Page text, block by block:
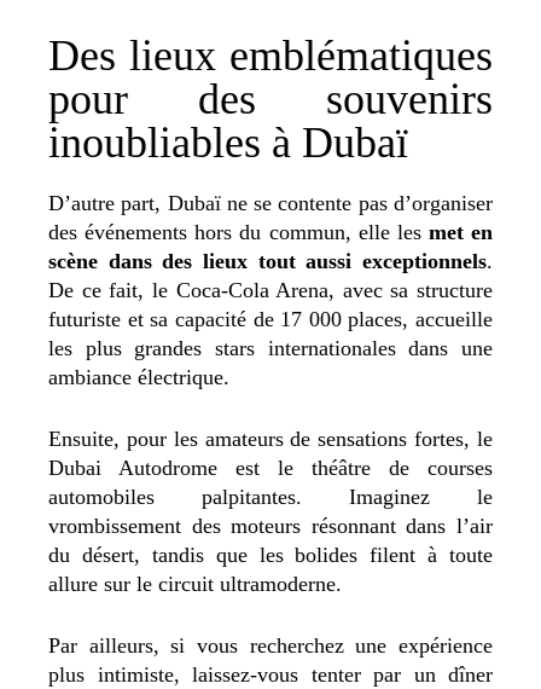
Des lieux emblématiques
pour des souvenirs
inoubliables à Dubaï
D’autre part, Dubaï ne se contente pas d’organiser
des événements hors du commun, elle les met en
scène dans des lieux tout aussi exceptionnels.
De ce fait, le Coca-Cola Arena, avec sa structure
futuriste et sa capacité de 17 000 places, accueille
les plus grandes stars internationales dans une
ambiance électrique.
Ensuite, pour les amateurs de sensations fortes, le
Dubai Autodrome est le théâtre de courses
automobiles palpitantes. Imaginez le
vrombissement des moteurs résonnant dans l’air
du désert, tandis que les bolides filent à toute
allure sur le circuit ultramoderne.
Par ailleurs, si vous recherchez une expérience
plus intimiste, laissez-vous tenter par un dîner